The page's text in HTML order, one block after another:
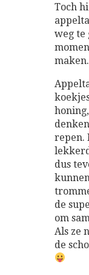
Toch
weg te
maken.
repen.
dus
de
om
Als ze
de